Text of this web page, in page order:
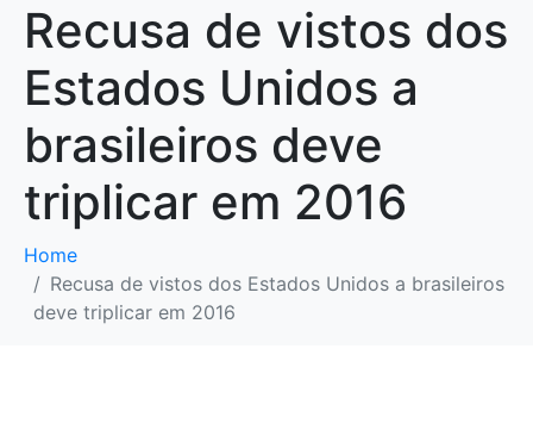
Recusa de vistos dos
Estados Unidos a
brasileiros deve
triplicar em 2016
Home
Recusa de vistos dos Estados Unidos a brasileiros
deve triplicar em 2016